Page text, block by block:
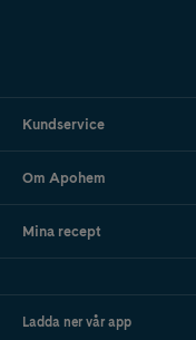
Kundservice
Om Apohem
Mina recept
Ladda ner vår app